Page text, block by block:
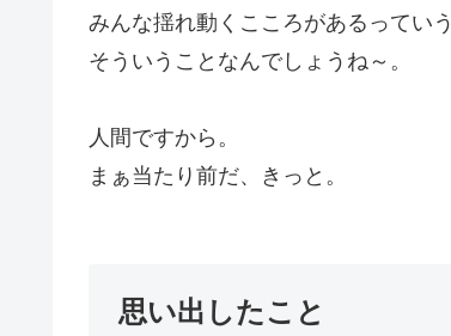
みんな揺れ動くこころがあるっていう
そういうことなんでしょうね～。
人間ですから。
まぁ当たり前だ、きっと。
思い出したこと